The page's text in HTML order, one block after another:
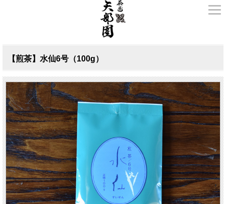
【煎茶】水仙6号（100g）